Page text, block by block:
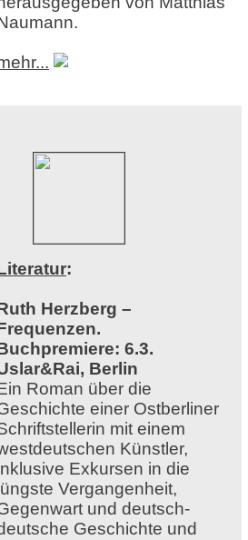
:
Herzberg –
6.3.
Berlin
Roman über die
einer Ostberliner
mit einem
Künstler,
Exkursen in die
Vergangenheit,
und deutsch-
Geschichte und